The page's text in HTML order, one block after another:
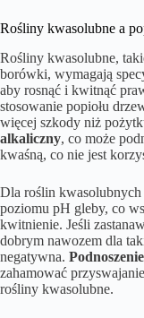
Rośliny kwasolubne a
Rośliny kwasolubne,
borówki, wymagają
aby rosnąć i kwitnąć
stosowanie popiołu
więcej szkody niż
alkaliczny, co może
kwaśną, co nie jest
Dla roślin
poziomu pH gleby, co
kwitnienie. Jeśli
dobrym nawozem dla
negatywna.
zahamować
rośliny kwasolubne.